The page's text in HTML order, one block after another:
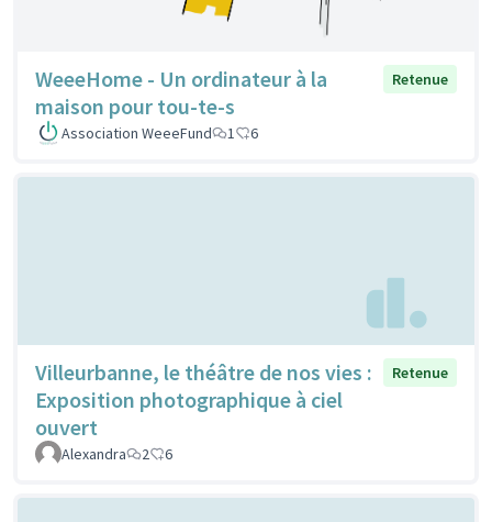
WeeeHome - Un ordinateur à la
maison pour tou-te-s
Retenue
Association WeeeFund 1 6
Villeurbanne, le théâtre de nos vies :
Exposition photographique à ciel
ouvert
Retenue
Alexandra 2 6